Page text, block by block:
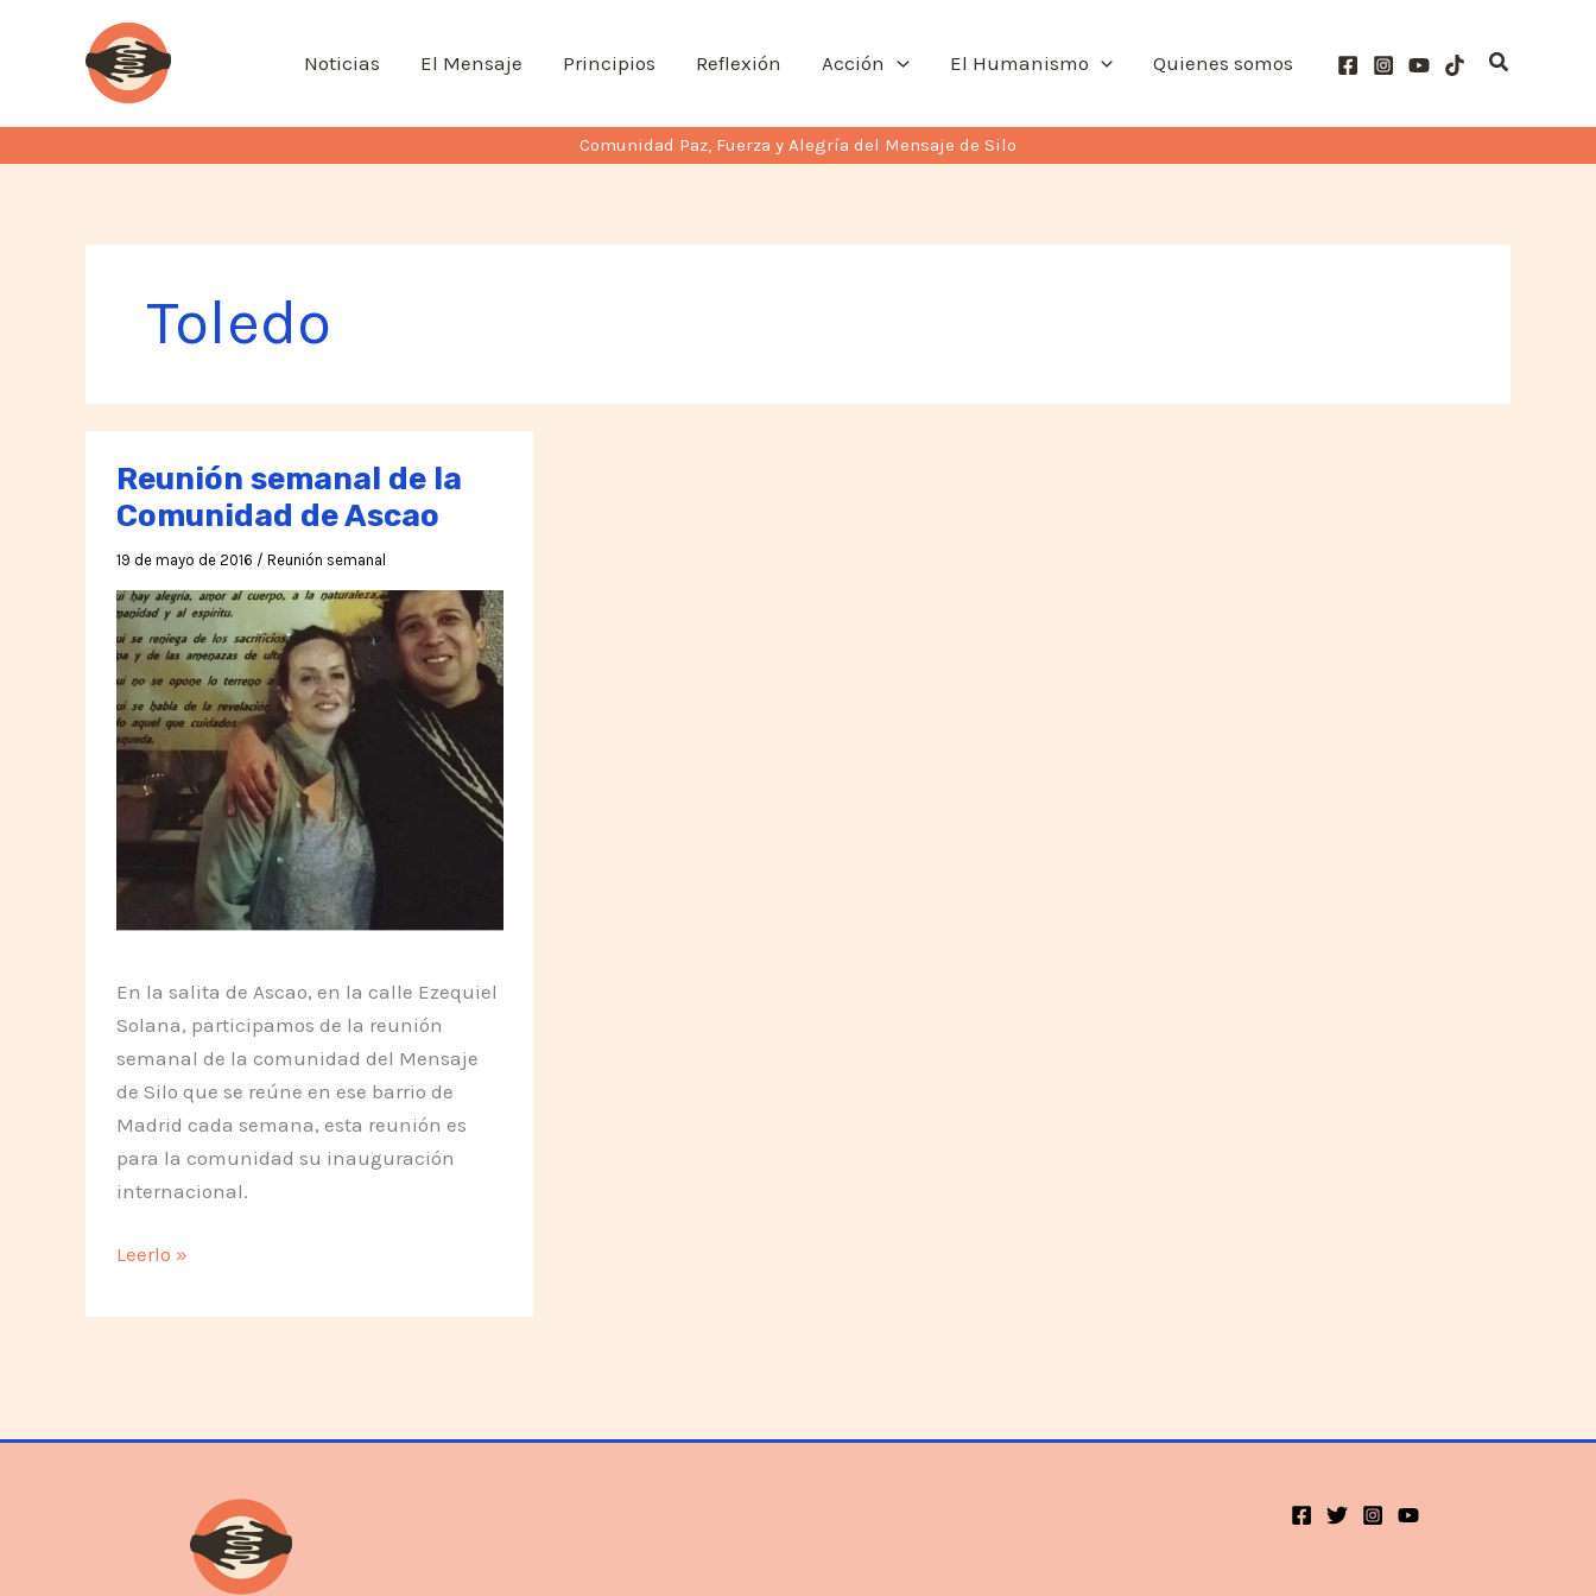
contenido
Noticias El Mensaje Principios Reflexión Acción El Humanismo Quienes somos Buscar
Comunidad Paz, Fuerza y Alegría del Mensaje de Silo
Toledo
Reunión semanal de la
Comunidad de Ascao
19 de mayo de 2016 / Reunión semanal
En la salita de Ascao, en la calle Ezequiel
Solana, participamos de la reunión
semanal de la comunidad del Mensaje
de Silo que se reúne en ese barrio de
Madrid cada semana, esta reunión es
para la comunidad su inauguración
internacional.
Reunión
de
Leerlo »